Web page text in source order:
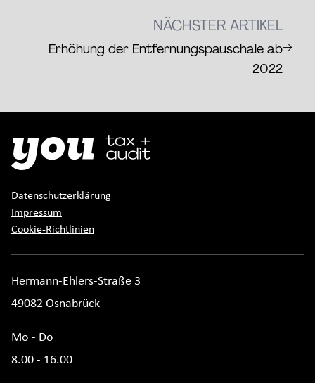
NÄCHSTER ARTIKEL
Erhöhung der Entfernungspauschale ab
2022
→
Datenschutzerklärung
Impressum
Cookie-Richtlinien
Hermann-Ehlers-Straße 3
49082 Osnabrück
Mo - Do
8.00 - 16.00